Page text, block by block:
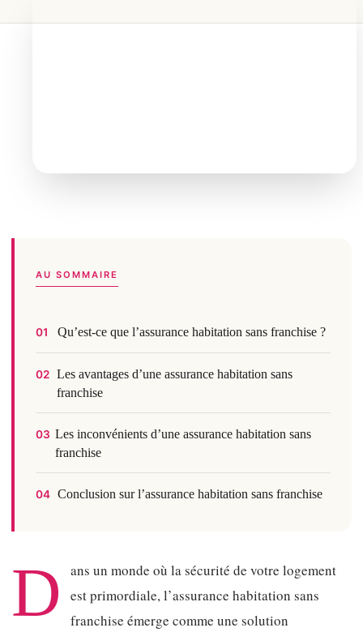
AU SOMMAIRE
01 Qu’est-ce que l’assurance habitation sans franchise ?
02 Les avantages d’une assurance habitation sans
franchise
03 Les inconvénients d’une assurance habitation sans
franchise
04 Conclusion sur l’assurance habitation sans franchise
D
ans un monde où la sécurité de votre logement
est primordiale, l’assurance habitation sans
franchise émerge comme une solution